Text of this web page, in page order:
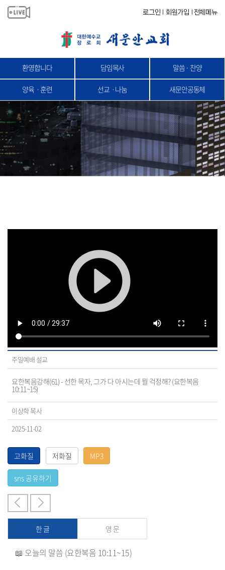
로그인 회원가입 전체메뉴
환영합니다 담임목사 말씀 · 찬양
양육ㆍ훈련 선교ㆍ나눔 새문안공동체
주일예배 설교
요한복음강해(61) - 선한 목자, 그가 다 아시는데 뭘 걱정해? (요한복음
10:11~15)
이상학 목사
2025-11-02
한 글 영 문
📖 오늘의 말씀 (요한복음 10:11~15)